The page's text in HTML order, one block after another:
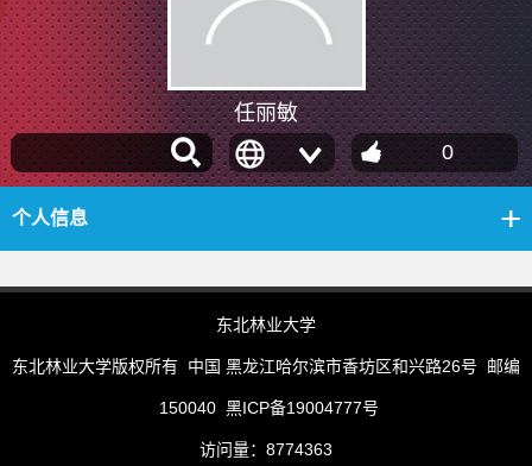
任丽敏
0
个人信息
东北林业大学
东北林业大学版权所有 中国 黑龙江哈尔滨市香坊区和兴路26号 邮编
150040 黑ICP备19004777号
访问量： 8774363